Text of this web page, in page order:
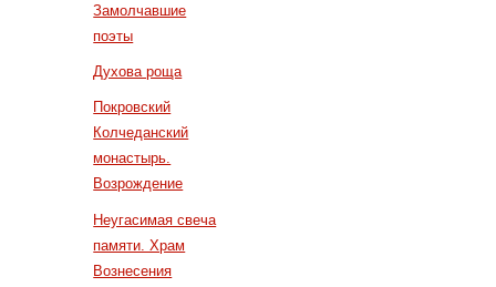
Замолчавшие
поэты
Духова роща
Покровский
Колчеданский
монастырь.
Возрождение
Неугасимая свеча
памяти. Храм
Вознесения